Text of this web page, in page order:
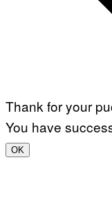
Thank for your
You have
OK